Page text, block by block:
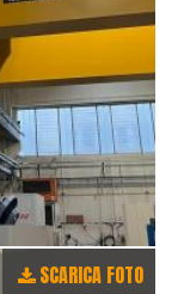
SCARICA FOTO